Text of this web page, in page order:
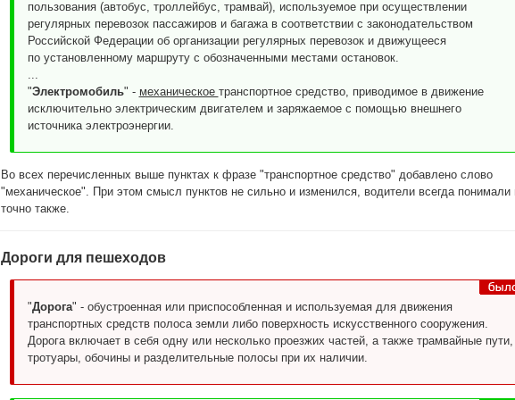
пользования (автобус, троллейбус, трамвай), используемое при осуществлении
регулярных перевозок пассажиров и багажа в соответствии с законодательством
Российской Федерации об организации регулярных перевозок и движущееся
по установленному маршруту с обозначенными местами остановок.
...
"Электромобиль" - механическое транспортное средство, приводимое в движение
исключительно электрическим двигателем и заряжаемое с помощью внешнего
источника электроэнергии.
Во всех перечисленных выше пунктах к фразе "транспортное средство" добавлено слово
"механическое". При этом смысл пунктов не сильно и изменился, водители всегда понимали
точно также.
Дороги для пешеходов
"Дорога" - обустроенная или приспособленная и используемая для движения
транспортных средств полоса земли либо поверхность искусственного сооружения.
Дорога включает в себя одну или несколько проезжих частей, а также трамвайные пути,
тротуары, обочины и разделительные полосы при их наличии.